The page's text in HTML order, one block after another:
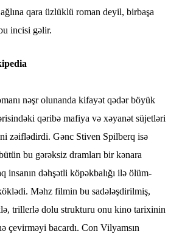
qara üzlüklü roman deyil, birbaşa
incisi gəlir.
nəşr olunanda kifayət qədər böyük
qəribə mafiya və xəyanət süjetləri
zəiflədirdi. Gənc Stiven Spilberq isə
bu gərəksiz dramları bir kənara
insanın dəhşətli köpəkbalığı ilə ölüm-
Məhz filmin bu sadələşdirilmiş,
trillerlə dolu strukturu onu kino tarixinin
çevirməyi bacardı. Con Vilyamsın